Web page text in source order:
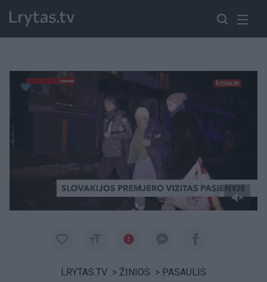
LRYTAS.TV > ŽINIOS > PASAULIS